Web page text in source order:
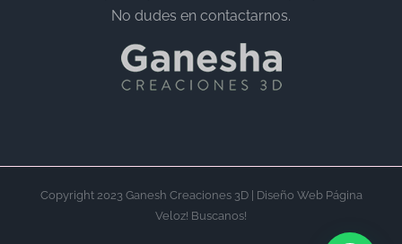
No dudes en contactarnos.
Copyright 2023 Ganesh Creaciones 3D | Diseño Web Página
Veloz! Buscanos!